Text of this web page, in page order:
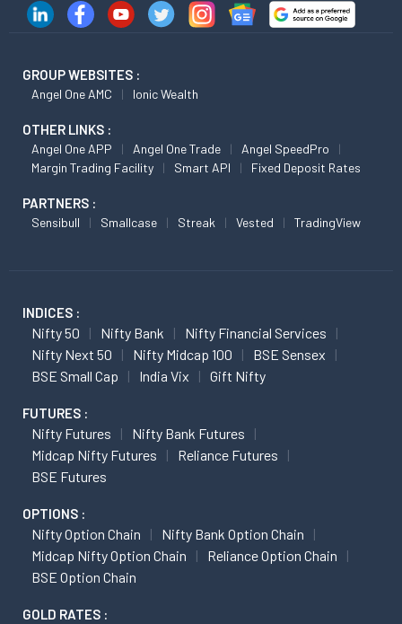
GROUP WEBSITES :
Angel One AMC Ionic Wealth
OTHER LINKS :
Angel One APP Angel One Trade
Angel SpeedPro
Margin Trading Facility
Smart API Fixed Deposit Rates
PARTNERS :
Sensibull Smallcase Streak Vested TradingView
INDICES :
Nifty 50 Nifty Bank
Nifty Financial Services
Nifty Next 50
Nifty Midcap 100
BSE Sensex
BSE Small Cap
India Vix Gift Nifty
FUTURES :
Nifty Futures
Nifty Bank Futures
Midcap Nifty Futures
Reliance Futures
BSE Futures
OPTIONS :
Nifty Option Chain
Nifty Bank Option Chain
Midcap Nifty Option Chain
Reliance Option Chain
BSE Option Chain
GOLD RATES :